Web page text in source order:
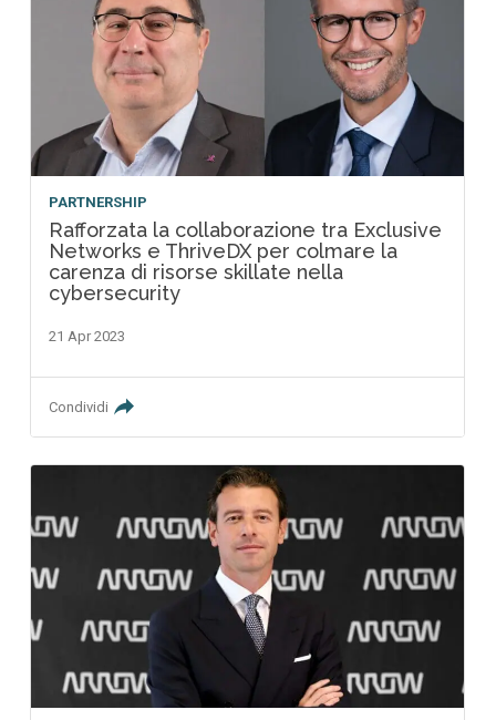
PARTNERSHIP
Rafforzata la collaborazione tra Exclusive
Networks e ThriveDX per colmare la
carenza di risorse skillate nella
cybersecurity
21 Apr 2023
Condividi